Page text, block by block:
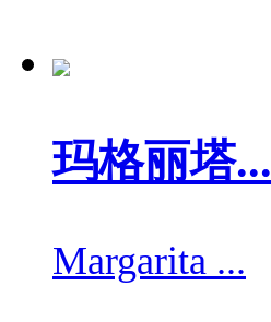
玛格丽塔...
Margarita ...